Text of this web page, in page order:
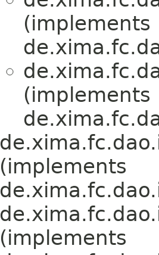
(implements
(implements
(implements
(implements